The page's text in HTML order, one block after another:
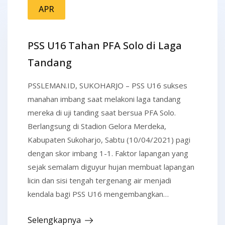
APR
PSS U16 Tahan PFA Solo di Laga
Tandang
PSSLEMAN.ID, SUKOHARJO – PSS U16 sukses
manahan imbang saat melakoni laga tandang
mereka di uji tanding saat bersua PFA Solo.
Berlangsung di Stadion Gelora Merdeka,
Kabupaten Sukoharjo, Sabtu (10/04/2021) pagi
dengan skor imbang 1-1. Faktor lapangan yang
sejak semalam diguyur hujan membuat lapangan
licin dan sisi tengah tergenang air menjadi
kendala bagi PSS U16 mengembangkan…
Selengkapnya